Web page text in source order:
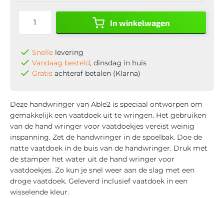
In winkelwagen
Snelle levering
Vandaag besteld, dinsdag in huis
Gratis achteraf betalen (Klarna)
Deze handwringer van Able2 is speciaal ontworpen om
gemakkelijk een vaatdoek uit te wringen. Het gebruiken
van de hand wringer voor vaatdoekjes vereist weinig
inspanning. Zet de handwringer in de spoelbak. Doe de
natte vaatdoek in de buis van de handwringer. Druk met
de stamper het water uit de hand wringer voor
vaatdoekjes. Zo kun je snel weer aan de slag met een
droge vaatdoek. Geleverd inclusief vaatdoek in een
wisselende kleur.